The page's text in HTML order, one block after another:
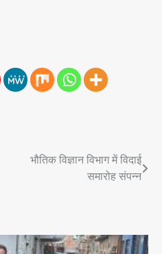
भौतिक विज्ञान विभाग में विदाई
समारोह संपन्न